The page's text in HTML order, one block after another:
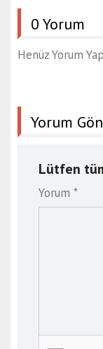
0 Yorum
Henüz Yorum
Yorum
Lütfen
Yorum *